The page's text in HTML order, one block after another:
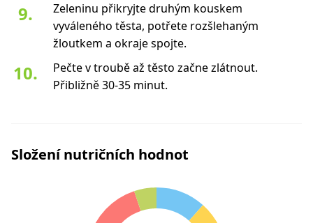
Zeleninu přikryjte druhým kouskem
vyváleného těsta, potřete rozšlehaným
žloutkem a okraje spojte.
Pečte v troubě až těsto začne zlátnout.
Přibližně 30-35 minut.
Složení nutričních hodnot